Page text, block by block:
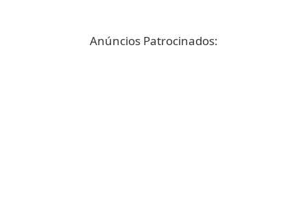
Anúncios Patrocinados: